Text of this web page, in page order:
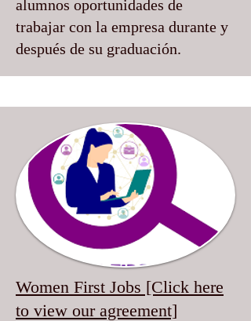
alumnos oportunidades de
trabajar con la empresa durante y
después de su graduación.
Women First Jobs [Click here
to view our agreement]